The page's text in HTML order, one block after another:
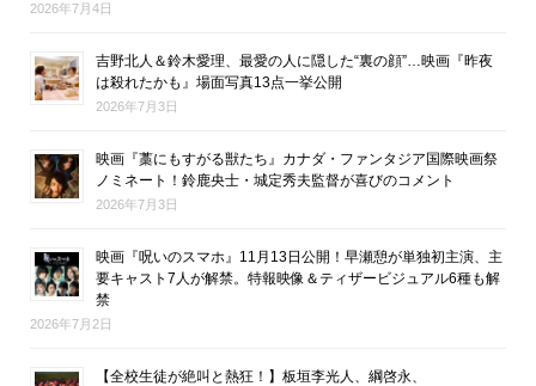
2026年7月4日
吉野北人＆鈴木愛理、最愛の人に隠した“裏の顔”…映画『昨夜
は殺れたかも』場面写真13点一挙公開
2026年7月3日
映画『藁にもすがる獣たち』カナダ・ファンタジア国際映画祭
ノミネート！鈴鹿央士・城定秀夫監督が喜びのコメント
2026年7月3日
映画『呪いのスマホ』11月13日公開！早瀬憩が単独初主演、主
要キャスト7人が解禁。特報映像＆ティザービジュアル6種も解
禁
2026年7月2日
【全校生徒が絶叫と熱狂！】板垣李光人、綱啓永、